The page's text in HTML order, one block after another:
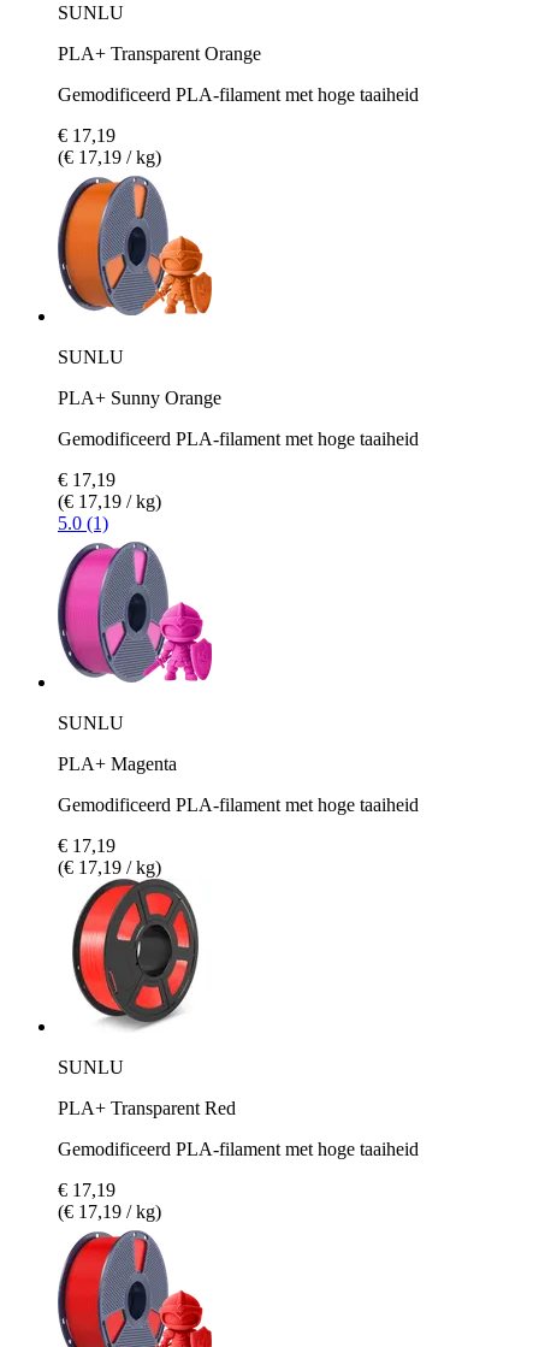
SUNLU
PLA+ Transparent Orange
Gemodificeerd PLA-filament met hoge taaiheid
€ 17,19
(€ 17,19 / kg)
SUNLU
PLA+ Sunny Orange
Gemodificeerd PLA-filament met hoge taaiheid
€ 17,19
(€ 17,19 / kg)
5.0 (1)
SUNLU
PLA+ Magenta
Gemodificeerd PLA-filament met hoge taaiheid
€ 17,19
(€ 17,19 / kg)
SUNLU
PLA+ Transparent Red
Gemodificeerd PLA-filament met hoge taaiheid
€ 17,19
(€ 17,19 / kg)